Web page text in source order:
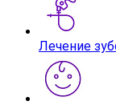
Лечение